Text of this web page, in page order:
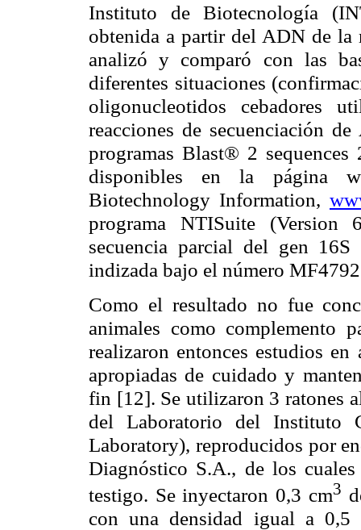
Instituto de Biotecnología
obtenida a partir del ADN de la
analizó y comparó con las
diferentes situaciones
oligonucleotidos cebadores
reacciones de secuenciación
programas Blast® 2
disponibles en la página
Biotechnology Information,
programa NTISuite (Version
secuencia parcial del gen
indizada bajo el número
Como el resultado no fue
animales como complemento
realizaron entonces estudios
apropiadas de cuidado y
fin [12]. Se utilizaron 3 ratones
del Laboratorio del Instituto
Laboratory), reproducidos por
Diagnóstico S.A., de los
testigo. Se inyectaron 0,3 cm3
con una densidad igual a 0,5